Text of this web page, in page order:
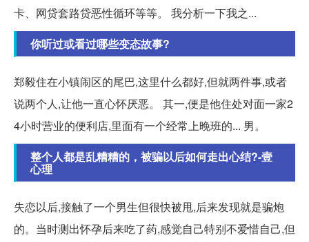
卡、网贷套路贷恶性循环等等。 我分析一下我之...
你听过或看过哪些变态故事?
郑毅住在小镇闹区的尾巴,这里什么都好,但就两件事,或者
说两个人,让他一直心怀厌恶。 其一,便是他住处对面一家2
4小时营业的便利店,里面有一个经常上晚班的... 男。
整个人都是乱糟糟的，被骗以后如何走出心结?-壹
心理
失恋以后,接触了一个男生但很快被甩,后来发现就是骗炮
的。当时测出怀孕后来吃了药,感觉自己特别不爱惜自己,但